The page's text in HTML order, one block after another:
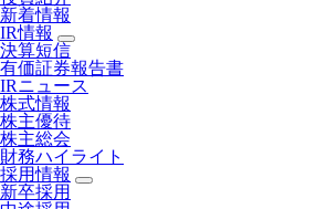
新着情報
IR情報
決算短信
有価証券報告書
IRニュース
株式情報
株主優待
株主総会
財務ハイライト
採用情報
新卒採用